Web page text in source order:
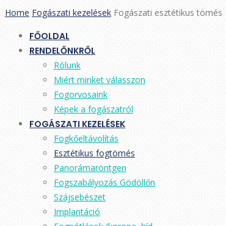
Home Fogászati kezelések Fogászati esztétikus tömés
FŐOLDAL
RENDELŐNKRŐL
Rólunk
Miért minket válasszon
Fogorvosaink
Képek a fogászatról
FOGÁSZATI KEZELÉSEK
Fogkőeltávolítás
Esztétikus fogtömés
Panorámaröntgen
Fogszabályozás Gödöllőn
Szájsebészet
Implantáció